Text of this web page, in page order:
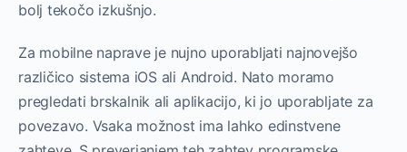
bolj tekočo izkušnjo.
Za mobilne naprave je nujno uporabljati najnovejšo
različico sistema iOS ali Android. Nato moramo
pregledati brskalnik ali aplikacijo, ki jo uporabljate za
povezavo. Vsaka možnost ima lahko edinstvene